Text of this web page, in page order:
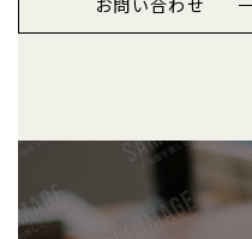
お問い合わせ